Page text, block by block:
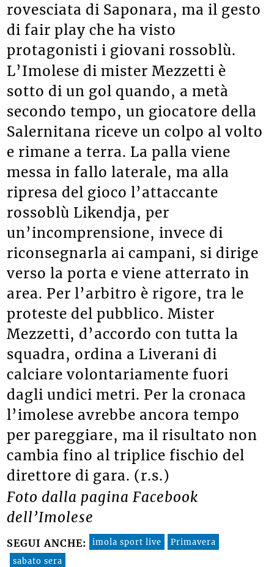
rovesciata di Saponara, ma il gesto
di fair play che ha visto
protagonisti i giovani rossoblù.
L’Imolese di mister Mezzetti è
sotto di un gol quando, a metà
secondo tempo, un giocatore della
Salernitana riceve un colpo al volto
e rimane a terra. La palla viene
messa in fallo laterale, ma alla
ripresa del gioco l’attaccante
rossoblù Likendja, per
un’incomprensione, invece di
riconsegnarla ai campani, si dirige
verso la porta e viene atterrato in
area. Per l’arbitro è rigore, tra le
proteste del pubblico. Mister
Mezzetti, d’accordo con tutta la
squadra, ordina a Liverani di
calciare volontariamente fuori
dagli undici metri. Per la cronaca
l’imolese avrebbe ancora tempo
per pareggiare, ma il risultato non
cambia fino al triplice fischio del
direttore di gara. (r.s.)
Foto dalla pagina Facebook
dell’Imolese
SEGUI ANCHE: imola sport live
Primavera
sabato sera